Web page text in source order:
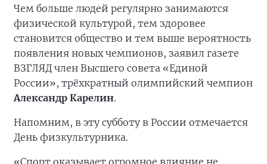
Чем больше людей регулярно занимаются
физической культурой, тем здоровее
становится общество и тем выше вероятность
появления новых чемпионов, заявил газете
ВЗГЛЯД член Высшего совета «Единой
России», трёхкратный олимпийский чемпион
Александр Карелин.
Напомним, в эту субботу в России отмечается
День физкультурника.
«Спорт оказывает огромное влияние не